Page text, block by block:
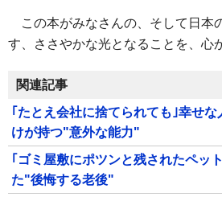
この本がみなさんの、そして日本
す、ささやかな光となることを、心
関連記事
｢たとえ会社に捨てられても｣幸せ
けが持つ"意外な能力"
｢ゴミ屋敷にポツンと残されたペッ
た"後悔する老後"